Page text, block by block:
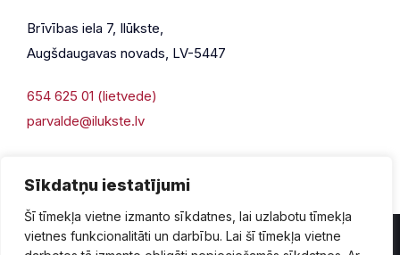
Sīkdatņu iestatījumi
Šī tīmekļa vietne izmanto sīkdatnes, lai uzlabotu tīmekļa
vietnes funkcionalitāti un darbību. Lai šī tīmekļa vietne
Brīvības iela 7, Ilūkste,
Augšdaugavas novads, LV-5447
654 625 01 (lietvede)
parvalde@ilukste.lv